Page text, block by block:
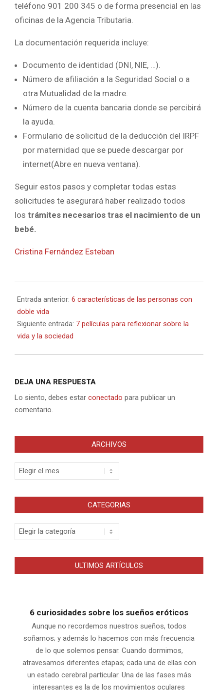
teléfono 901 200 345 o de forma presencial en las
oficinas de la Agencia Tributaria.
La documentación requerida incluye:
Documento de identidad (DNI, NIE, …).
Número de afiliación a la Seguridad Social o a
otra Mutualidad de la madre.
Número de la cuenta bancaria donde se percibirá
la ayuda.
Formulario de solicitud de la deducción del IRPF
por maternidad que se puede descargar por
internet(Abre en nueva ventana).
Seguir estos pasos y completar todas estas
solicitudes te asegurará haber realizado todos
los trámites necesarios tras el nacimiento de un
bebé.
Cristina Fernández Esteban
03-
23
Entrada anterior: 6 características de las personas con
doble vida
Siguiente entrada: 7 películas para reflexionar sobre la
vida y la sociedad
DEJA UNA RESPUESTA
Lo siento, debes estar conectado para publicar un
comentario.
ARCHIVOS
Archivos
CATEGORIAS
Categorias
ULTIMOS ARTÍCULOS
6 curiosidades sobre los sueños eróticos
Aunque no recordemos nuestros sueños, todos
soñamos; y además lo hacemos con más frecuencia
de lo que solemos pensar. Cuando dormimos,
atravesamos diferentes etapas; cada una de ellas con
un estado cerebral particular. Una de las fases más
interesantes es la de los movimientos oculares